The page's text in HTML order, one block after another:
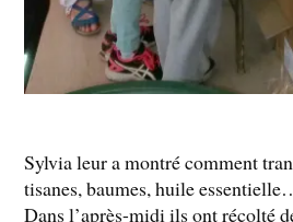
Sylvia leur a montré comment
tisanes, baumes, huile
Dans l’​après-​midi ​ils ont récolté